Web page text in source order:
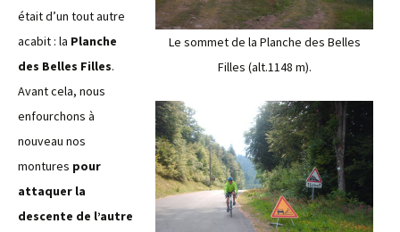
était d’un tout autre
acabit : la Planche
des Belles Filles.
Avant cela, nous
enfourchons à
nouveau nos
montures pour
attaquer la
descente de l’autre
Le sommet de la Planche des Belles
Filles (alt.1148 m).